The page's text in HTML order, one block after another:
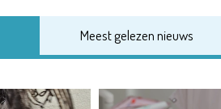
Meest gelezen nieuws